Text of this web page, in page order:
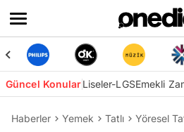
Güncel KonularLiseler-LGSEmekli
Haberler Yemek Tatlı Yöresel